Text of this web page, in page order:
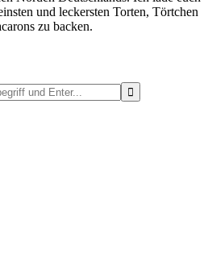
und leckersten Torten, Törtchen
zu backen.